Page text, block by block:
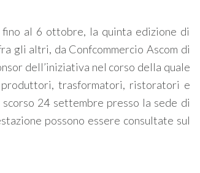
al 6 ottobre, la quinta edizione di
gli altri, da Confcommercio Ascom di
dell’iniziativa nel corso della quale
trasformatori, ristoratori e
24 settembre presso la sede di
possono essere consultate sul